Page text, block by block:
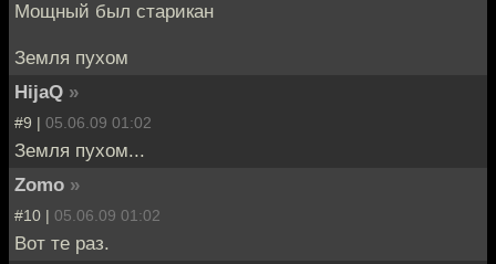
Мощный был старикан
Земля пухом
HijaQ »
#9 | 05.06.09 01:02
Земля пухом...
Zomo »
#10 | 05.06.09 01:02
Вот те раз.